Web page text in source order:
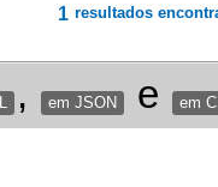
1 resultados
, em JSON e em